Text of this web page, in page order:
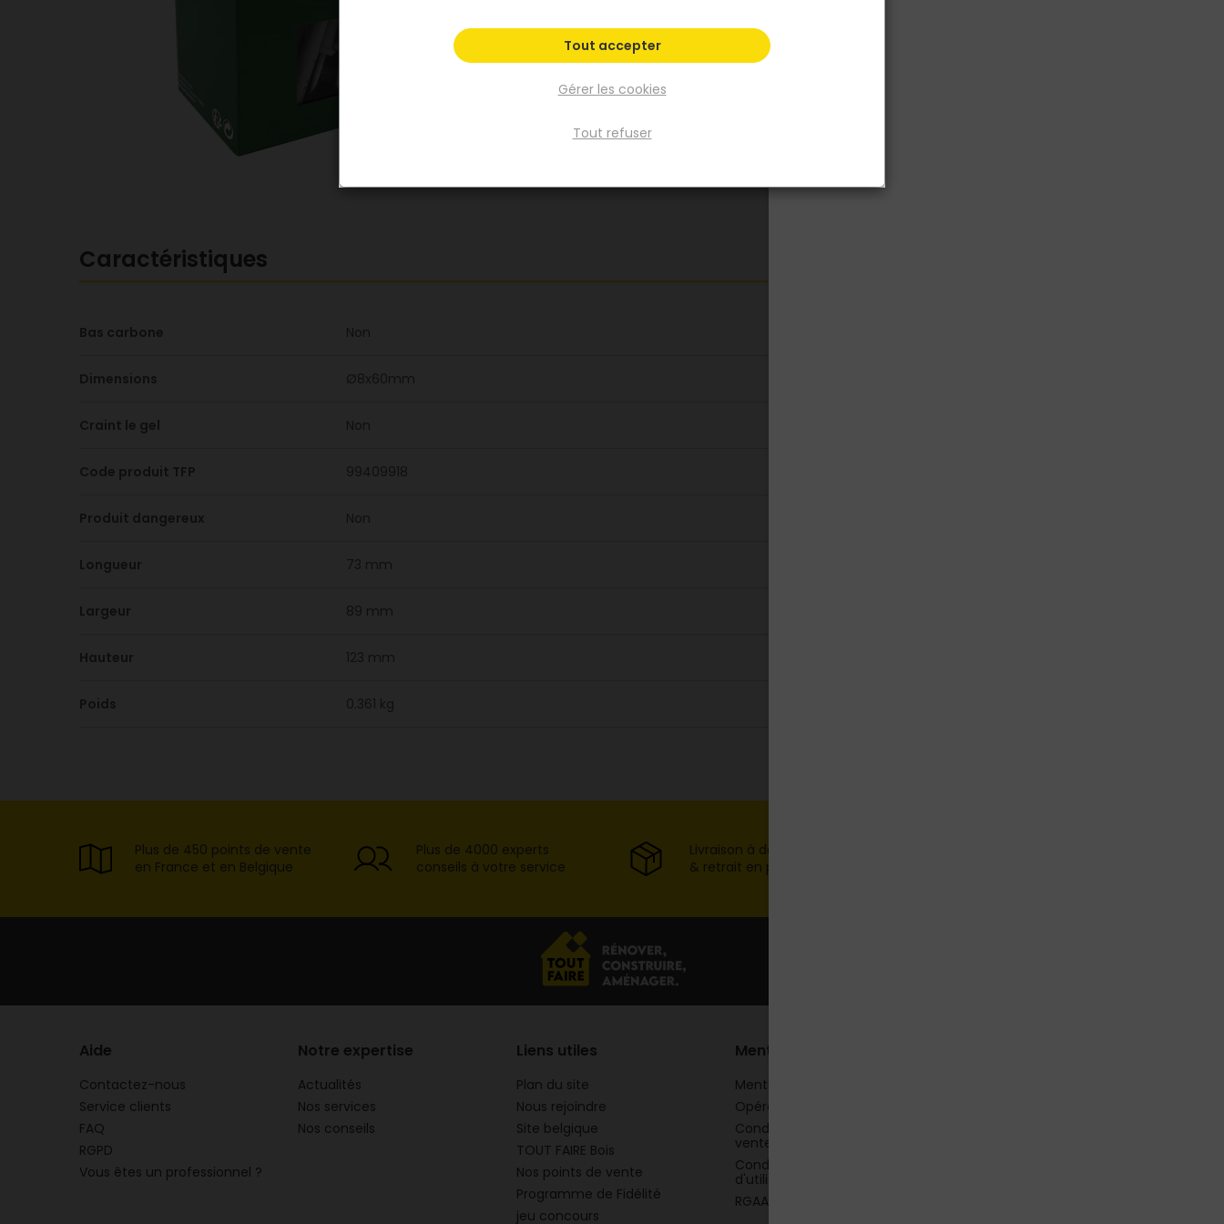
Caractéristiques
Bas carbone Non
Dimensions Ø8x60mm
Craint le gel Non
Code produit TFP 99409918
Produit dangereux Non
Longueur 73 mm
Largeur 89 mm
Hauteur 123 mm
Poids 0.361 kg
Plus de 450 points de vente
en France et en Belgique
Plus de 4000 experts
conseils à votre service
Livraison à domicile
& retrait en point de vente
Aide
Contactez-nous
Service clients
FAQ
RGPD
Vous êtes un professionnel ?
Notre expertise
Actualités
Nos services
Nos conseils
Liens utiles
Plan du site
Nous rejoindre
Site belgique
TOUT FAIRE Bois
Nos points de vente
Programme de Fidélité
jeu concours
Mentions
Mentions légales
Opération commerciale
Conditions générales de
vente
Conditions générales
d'utilisation
RGAA
Gérer les cookies
Tout refuser
Tout accepter